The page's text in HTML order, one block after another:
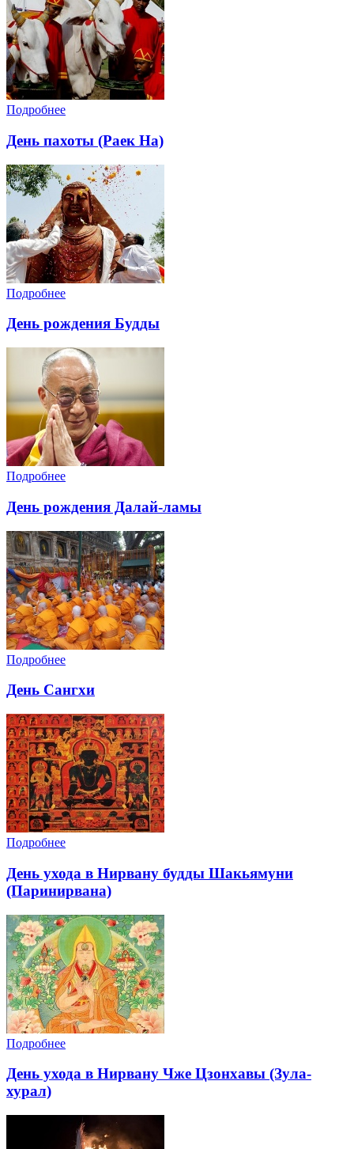
Подробнее
День пахоты (Раек На)
Подробнее
День рождения Будды
Подробнее
День рождения Далай-ламы
Подробнее
День Сангхи
Подробнее
День ухода в Нирвану будды Шакьямуни
(Паринирвана)
Подробнее
День ухода в Нирвану Чже Цзонхавы (Зула-
хурал)